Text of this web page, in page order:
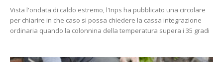
Vista l'ondata di caldo estremo, l'Inps ha pubblicato una circolare
per chiarire in che caso si possa chiedere la cassa integrazione
ordinaria quando la colonnina della temperatura supera i 35 gradi